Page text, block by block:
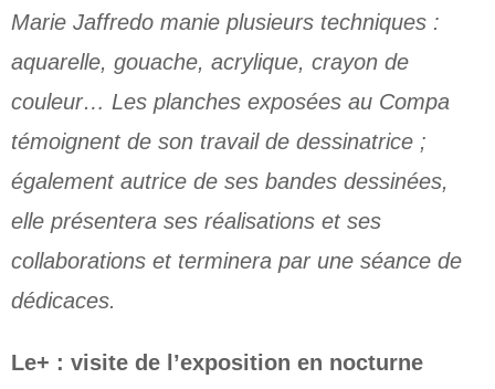
Marie Jaffredo manie plusieurs techniques :
aquarelle, gouache, acrylique, crayon de
couleur… Les planches exposées au Compa
témoignent de son travail de dessinatrice ;
également autrice de ses bandes dessinées,
elle présentera ses réalisations et ses
collaborations et terminera par une séance de
dédicaces.
Le+ : visite de l’exposition en nocturne